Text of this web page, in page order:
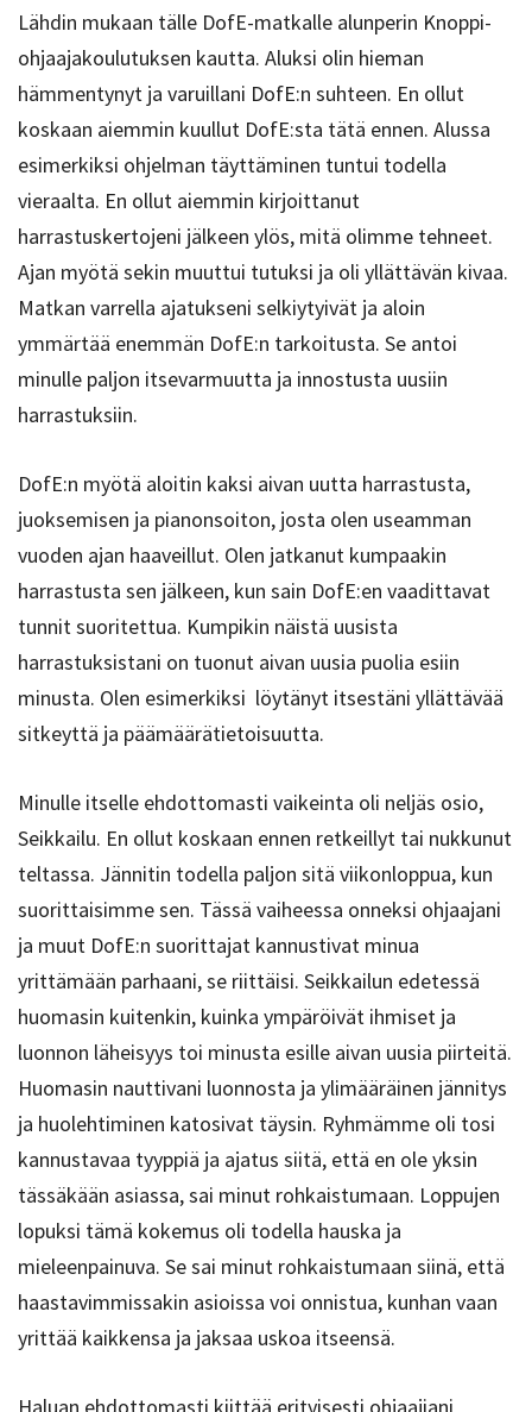
Lähdin mukaan tälle DofE-matkalle alunperin Knoppi-
ohjaajakoulutuksen kautta. Aluksi olin hieman
hämmentynyt ja varuillani DofE:n suhteen. En ollut
koskaan aiemmin kuullut DofE:sta tätä ennen. Alussa
esimerkiksi ohjelman täyttäminen tuntui todella
vieraalta. En ollut aiemmin kirjoittanut
harrastuskertojeni jälkeen ylös, mitä olimme tehneet.
Ajan myötä sekin muuttui tutuksi ja oli yllättävän kivaa.
Matkan varrella ajatukseni selkiytyivät ja aloin
ymmärtää enemmän DofE:n tarkoitusta. Se antoi
minulle paljon itsevarmuutta ja innostusta uusiin
harrastuksiin.
DofE:n myötä aloitin kaksi aivan uutta harrastusta,
juoksemisen ja pianonsoiton, josta olen useamman
vuoden ajan haaveillut. Olen jatkanut kumpaakin
harrastusta sen jälkeen, kun sain DofE:en vaadittavat
tunnit suoritettua. Kumpikin näistä uusista
harrastuksistani on tuonut aivan uusia puolia esiin
minusta. Olen esimerkiksi löytänyt itsestäni yllättävää
sitkeyttä ja päämäärätietoisuutta.
Minulle itselle ehdottomasti vaikeinta oli neljäs osio,
Seikkailu. En ollut koskaan ennen retkeillyt tai nukkunut
teltassa. Jännitin todella paljon sitä viikonloppua, kun
suorittaisimme sen. Tässä vaiheessa onneksi ohjaajani
ja muut DofE:n suorittajat kannustivat minua
yrittämään parhaani, se riittäisi. Seikkailun edetessä
huomasin kuitenkin, kuinka ympäröivät ihmiset ja
luonnon läheisyys toi minusta esille aivan uusia piirteitä.
Huomasin nauttivani luonnosta ja ylimääräinen jännitys
ja huolehtiminen katosivat täysin. Ryhmämme oli tosi
kannustavaa tyyppiä ja ajatus siitä, että en ole yksin
tässäkään asiassa, sai minut rohkaistumaan. Loppujen
lopuksi tämä kokemus oli todella hauska ja
mieleenpainuva. Se sai minut rohkaistumaan siinä, että
haastavimmissakin asioissa voi onnistua, kunhan vaan
yrittää kaikkensa ja jaksaa uskoa itseensä.